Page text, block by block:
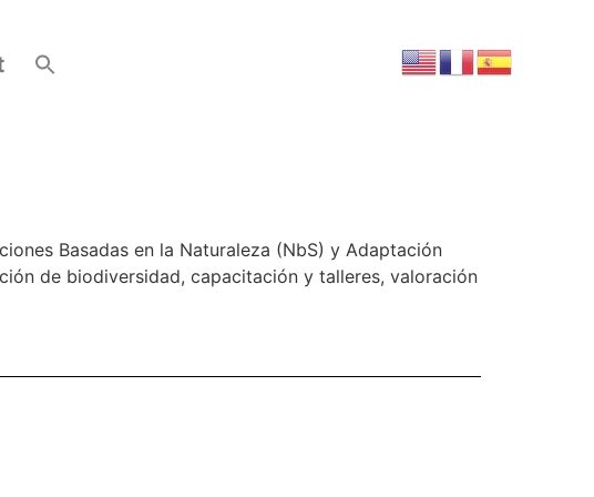
Basadas en la Naturaleza (NbS) y Adaptación
de biodiversidad, capacitación y talleres, valoración